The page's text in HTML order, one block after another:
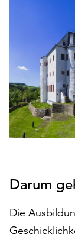
notwendig
(funktionale
Cookies),
sowie
solche,
anonymen
genutzt
werden.
Darum
Die